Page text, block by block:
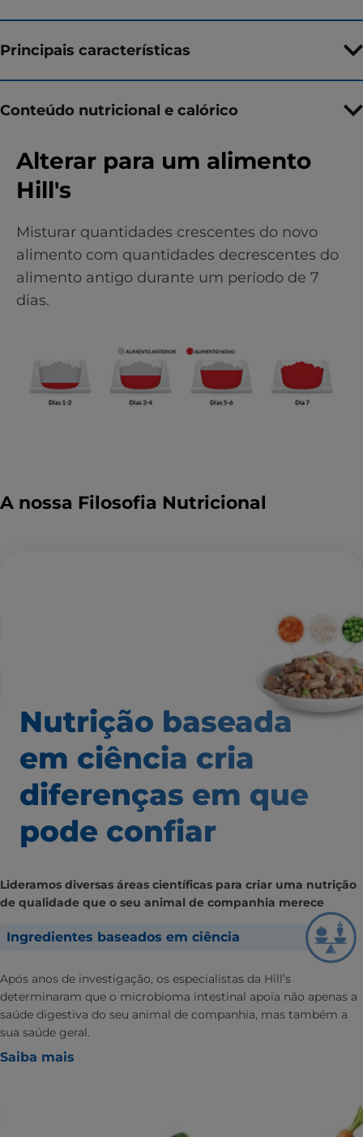
Principais características
Conteúdo nutricional e calórico
Alterar para um alimento
Hill's
Misturar quantidades crescentes do novo
alimento com quantidades decrescentes do
alimento antigo durante um período de 7
dias.
A nossa Filosofia Nutricional
Nutrição baseada
em ciência cria
diferenças em que
pode confiar
Lideramos diversas áreas científicas para criar uma nutrição
de qualidade que o seu animal de companhia merece
Ingredientes baseados em ciência
Após anos de investigação, os especialistas da Hill’s
determinaram que o microbioma intestinal apoia não apenas a
saúde digestiva do seu animal de companhia, mas também a
sua saúde geral.
Saiba mais